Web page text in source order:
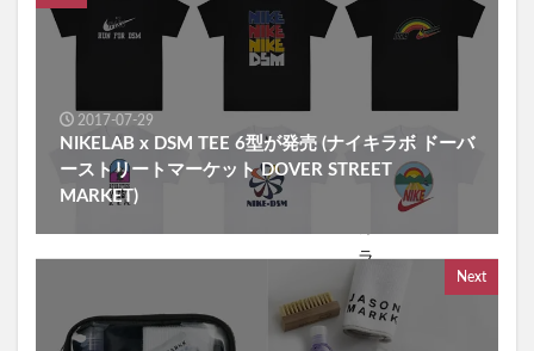
2017-07-29
NIKELAB x DSM TEE 6型が発売 (ナイキラボ ドーバ
ーストリートマーケット DOVER STREET
MARKET)
Next